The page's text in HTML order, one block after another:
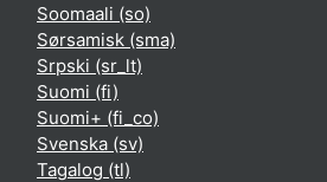
Soomaali ‎(so)‎
Sørsamisk ‎(sma)‎
Srpski ‎(sr_lt)‎
Suomi ‎(fi)‎
Suomi+ ‎(fi_co)‎
Svenska ‎(sv)‎
Tagalog ‎(tl)‎